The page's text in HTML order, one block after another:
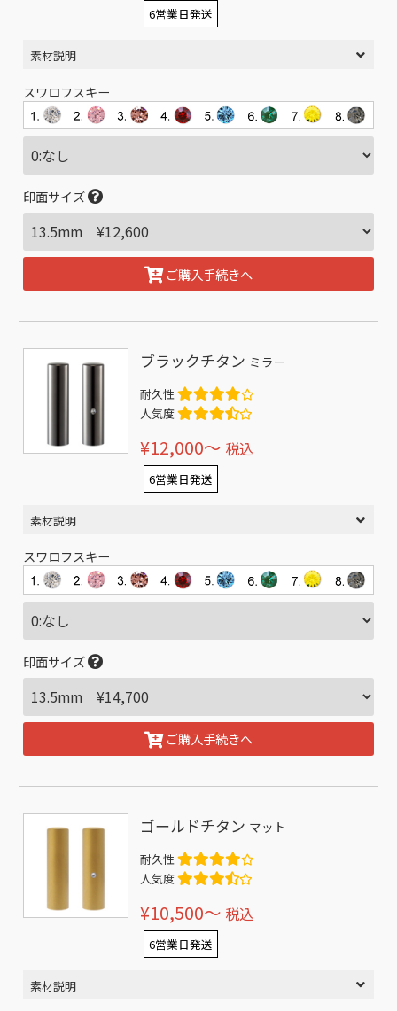
6営業日発送
素材説明
スワロフスキー
印面サイズ
ご購入手続きへ
ブラックチタン ミラー
耐久性
人気度
¥12,000〜 税込
6営業日発送
素材説明
スワロフスキー
印面サイズ
ご購入手続きへ
ゴールドチタン マット
耐久性
人気度
¥10,500〜 税込
6営業日発送
素材説明